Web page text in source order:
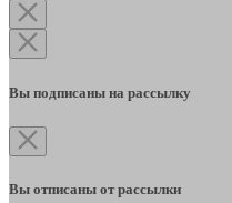
Вы подписаны на рассылку
Вы отписаны от рассылки